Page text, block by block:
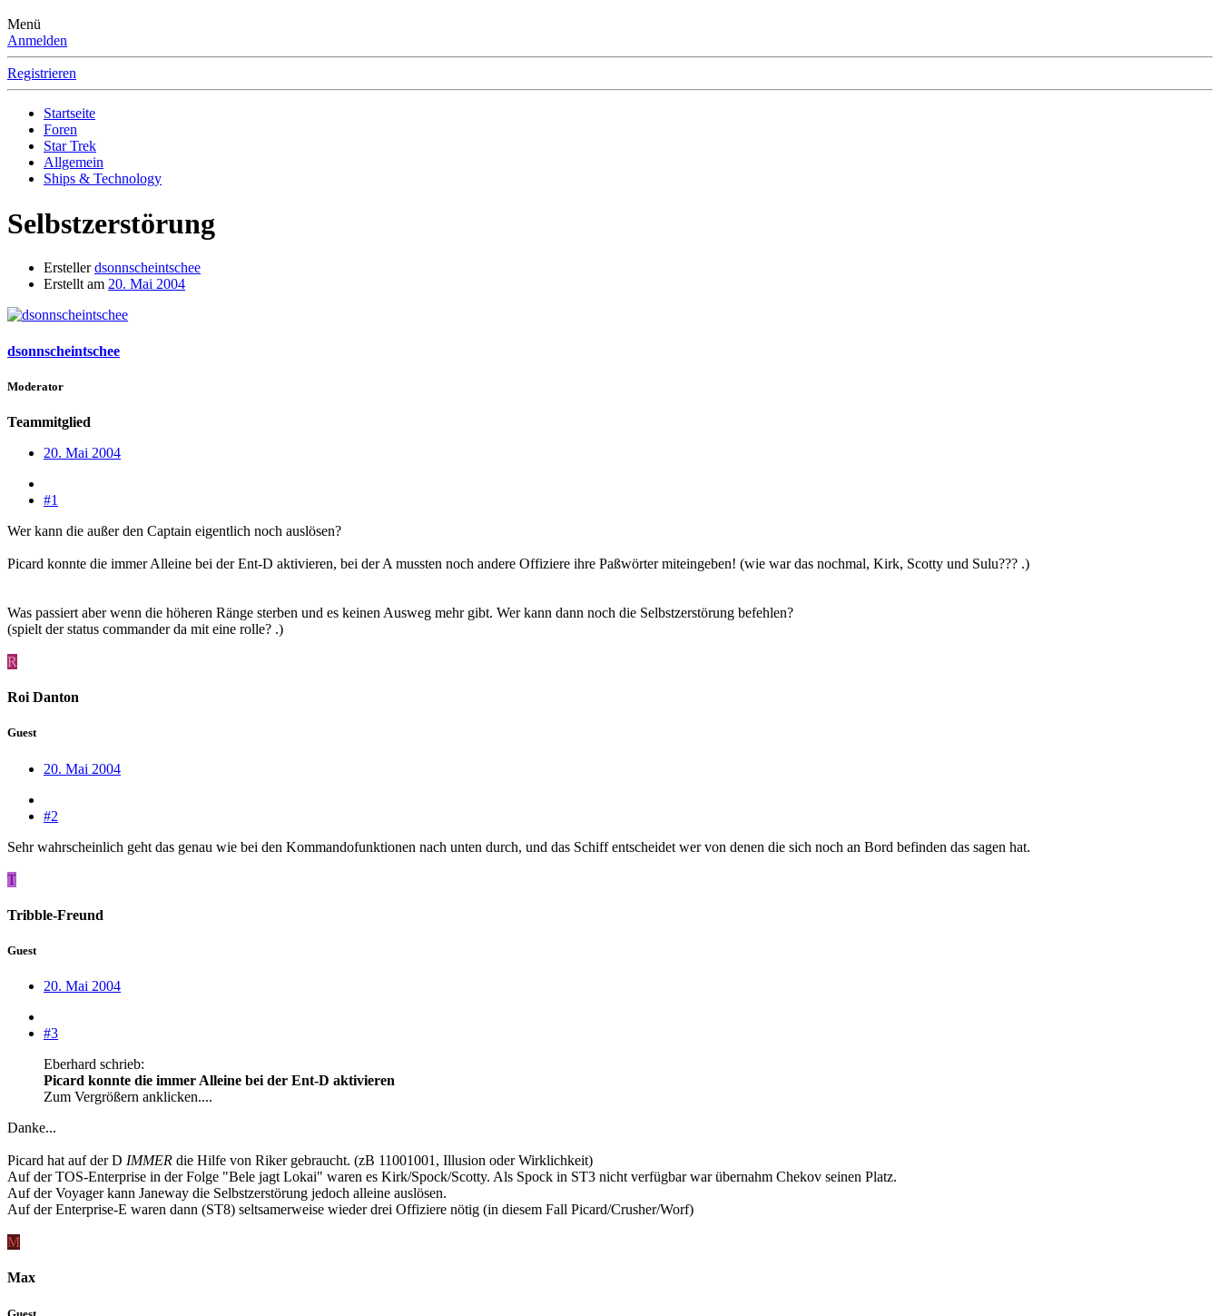
Menü
Anmelden
Registrieren
Startseite
Foren
Star Trek
Allgemein
Ships & Technology
Selbstzerstörung
Ersteller dsonnscheintschee
Erstellt am 20. Mai 2004
dsonnscheintschee
Moderator
Teammitglied
20. Mai 2004
#1
Wer kann die außer den Captain eigentlich noch auslösen?
Picard konnte die immer Alleine bei der Ent-D aktivieren, bei der A mussten noch andere Offiziere ihre Paßwörter miteingeben! (wie war das nochmal, Kirk, Scotty und Sulu??? .)
Was passiert aber wenn die höheren Ränge sterben und es keinen Ausweg mehr gibt. Wer kann dann noch die Selbstzerstörung befehlen?
(spielt der status commander da mit eine rolle? .)
R
Roi Danton
Guest
20. Mai 2004
#2
Sehr wahrscheinlich geht das genau wie bei den Kommandofunktionen nach unten durch, und das Schiff entscheidet wer von denen die sich noch an Bord befinden das sagen hat.
T
Tribble-Freund
Guest
20. Mai 2004
#3
Eberhard schrieb:
Picard konnte die immer Alleine bei der Ent-D aktivieren
Zum Vergrößern anklicken....
Danke...
Picard hat auf der D IMMER die Hilfe von Riker gebraucht. (zB 11001001, Illusion oder Wirklichkeit)
Auf der TOS-Enterprise in der Folge "Bele jagt Lokai" waren es Kirk/Spock/Scotty. Als Spock in ST3 nicht verfügbar war übernahm Chekov seinen Platz.
Auf der Voyager kann Janeway die Selbstzerstörung jedoch alleine auslösen.
Auf der Enterprise-E waren dann (ST8) seltsamerweise wieder drei Offiziere nötig (in diesem Fall Picard/Crusher/Worf)
M
Max